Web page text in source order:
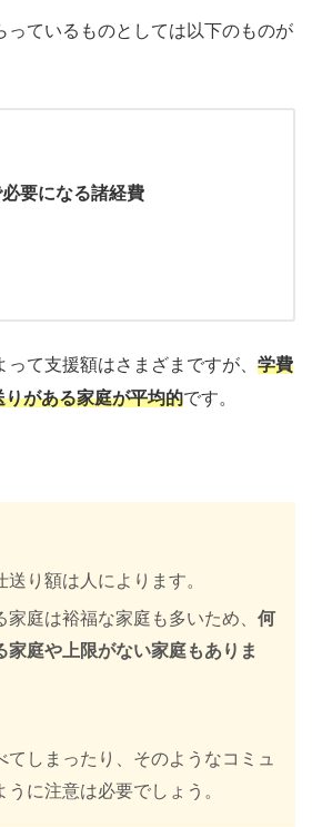
っているものとしては以下のものが
要になる諸経費
て支援額はさまざまですが、 学費
がある家庭が平均的です。
り額は人によります。
庭は裕福な家庭も多いため、 何
家庭や上限がない家庭もありま
てしまったり、そのようなコミュ
に注意は必要でしょう。